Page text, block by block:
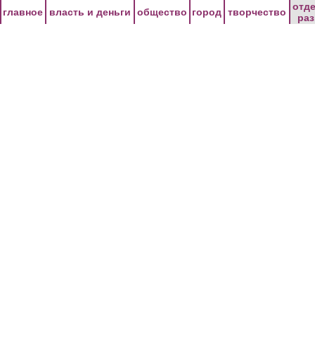
главное власть и деньги общество город творчество